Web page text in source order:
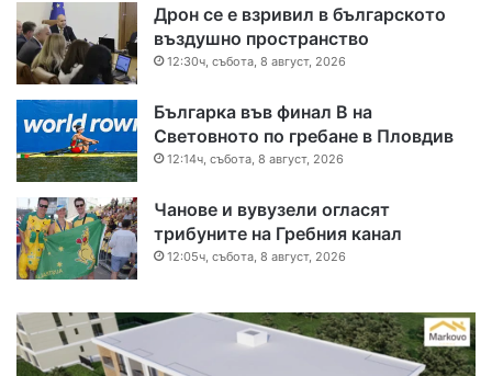
Дрон се е взривил в българското
въздушно пространство
12:30ч, събота, 8 август, 2026
Българка във финал B на
Световното по гребане в Пловдив
12:14ч, събота, 8 август, 2026
Чанове и вувузели огласят
трибуните на Гребния канал
12:05ч, събота, 8 август, 2026